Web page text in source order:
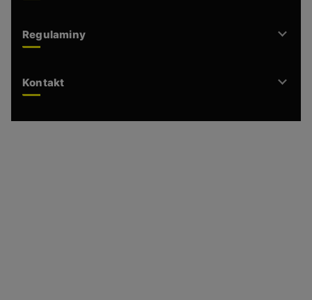
Regulaminy
Kontakt